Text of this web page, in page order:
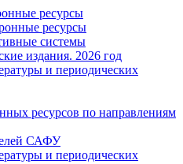
ресурсы
ресурсы
системы
издания. 2026 год
и периодических
ресурсов по направлениям
САФУ
и периодических